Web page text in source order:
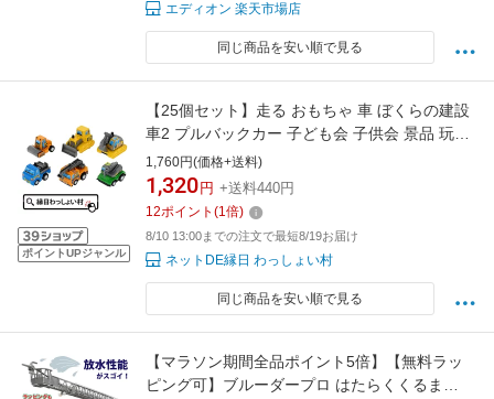
エディオン 楽天市場店
同じ商品を安い順で見る
ポイントUPジャンル
【25個セット】走る おもちゃ 車 ぼくらの建設
車2 プルバックカー 子ども会 子供会 景品 玩具
おもちゃ プルバック ミニカー くるま おまけ 縁
日 おまつり お祭り お子様 ランチ お祭り問屋
1,760円(価格+送料)
1,320 円 +送料440円
12ポイント (1倍)
8/10 13:00までの注文で最短8/19お届け
ネットDE縁日 わっしょい村
同じ商品を安い順で見る
【マラソン期間全品ポイント5倍】【無料ラッ
ピング可】ブルーダープロ はたらくくるま